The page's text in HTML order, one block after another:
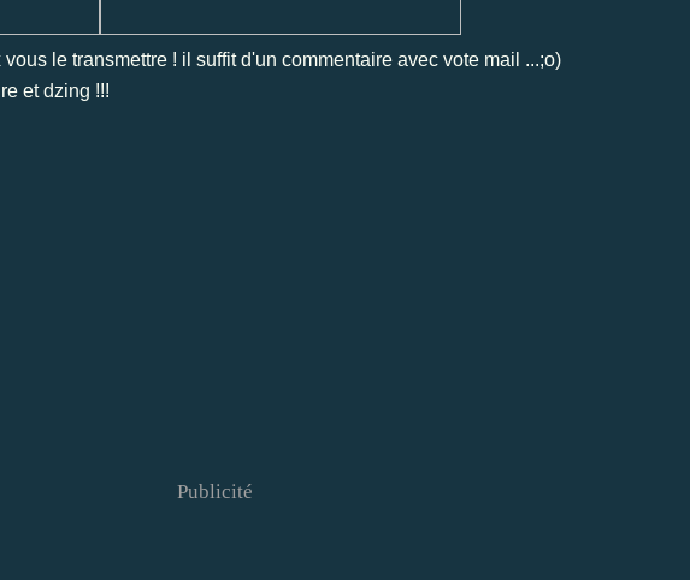
le transmettre ! il suffit d'un commentaire avec vote mail ...;o)
et dzing !!!
Publicité